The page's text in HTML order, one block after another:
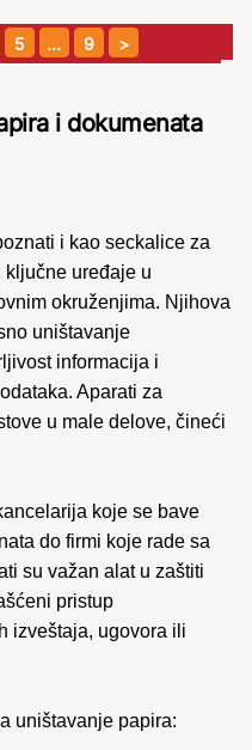
5 … 9
i dokumenata
i kao seckalice za
uređaje u
okruženjima. Njihova
uništavanje
informacija i
Aparati za
u male delove, čineći
koje se bave
do firmi koje rade sa
su važan alat u zaštiti
pristup
izveštaja, ugovora ili
uništavanje papira: